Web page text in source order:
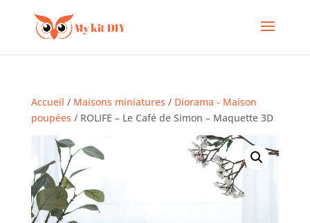
Accueil / Maisons miniatures / Diorama - Maison
poupées / ROLIFE – Le Café de Simon – Maquette 3D